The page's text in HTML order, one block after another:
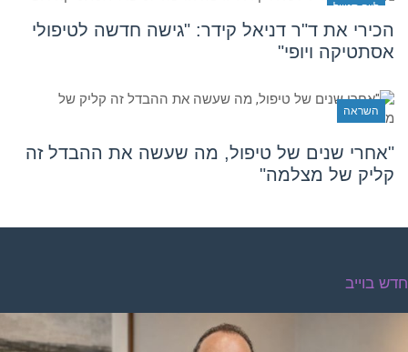
לייף סטייל
הכירי את ד"ר דניאל קידר: "גישה חדשה לטיפולי
אסתטיקה ויופי"
השראה
"אחרי שנים של טיפול, מה שעשה את ההבדל זה
קליק של מצלמה"
בוייב